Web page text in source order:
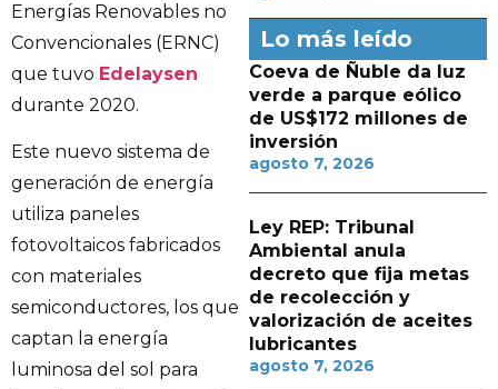
Energías Renovables no
Convencionales (ERNC)
que tuvo Edelaysen
durante 2020.
Este nuevo sistema de
generación de energía
utiliza paneles
fotovoltaicos fabricados
con materiales
semiconductores, los que
captan la energía
luminosa del sol para
Lo más leído
Coeva de Ñuble da luz
verde a parque eólico
de US$172 millones de
inversión
agosto 7, 2026
Ley REP: Tribunal
Ambiental anula
decreto que fija metas
de recolección y
valorización de aceites
lubricantes
agosto 7, 2026